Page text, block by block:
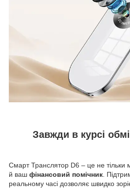
Завжди в курсі
Смарт Транслятор D6 – це не тільки
й ваш фінансовий помічник .
реальному часі дозволяє швидко